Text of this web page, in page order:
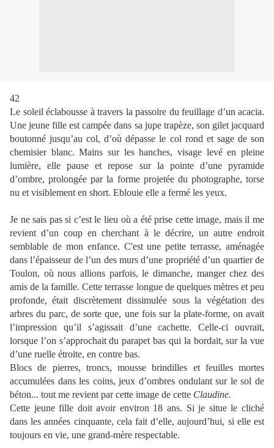
42
Le soleil éclabousse à travers la passoire du feuillage d’un acacia.
Une jeune fille est campée dans sa jupe trapèze, son gilet jacquard
boutonné jusqu’au col, d’où dépasse le col rond et sage de son
chemisier blanc. Mains sur les hanches, visage levé en pleine
lumière, elle pause et repose sur la pointe d’une pyramide
d’ombre, prolongée par la forme projetée du photographe, torse
nu et visiblement en short. Eblouie elle a fermé les yeux.
Je ne sais pas si c’est le lieu où a été prise cette image, mais il me
revient d’un coup en cherchant à le décrire, un autre endroit
semblable de mon enfance. C'est une petite terrasse, aménagée
dans l’épaisseur de l’un des murs d’une propriété d’un quartier de
Toulon, où nous allions parfois, le dimanche, manger chez des
amis de la famille. Cette terrasse longue de quelques mètres et peu
profonde, était discrètement dissimulée sous la végétation des
arbres du parc, de sorte que, une fois sur la plate-forme, on avait
l’impression qu’il s’agissait d’une cachette. Celle-ci ouvrait,
lorsque l’on s’approchait du parapet bas qui la bordait, sur la vue
d’une ruelle étroite, en contre bas.
Blocs de pierres, troncs, mousse brindilles et feuilles mortes
accumulées dans les coins, jeux d’ombres ondulant sur le sol de
béton... tout me revient par cette image de cette Claudine.
Cette jeune fille doit avoir environ 18 ans. Si je situe le cliché
dans les années cinquante, cela fait d’elle, aujourd’hui, si elle est
toujours en vie, une grand-mère respectable.